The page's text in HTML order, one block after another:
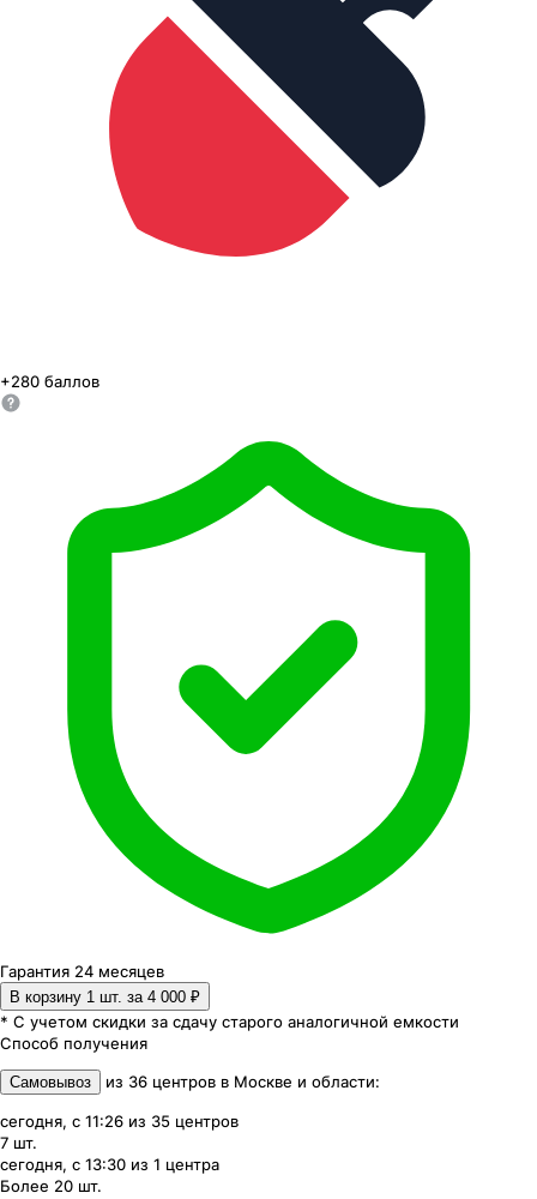
+280 баллов
Гарантия 24 месяцев
В корзину 1 шт. за 4 000 ₽
* С учетом скидки за сдачу старого аналогичной емкости
Способ получения
Самовывоз из 36 центров в Москве и области:
сегодня, с 11:26 из 35 центров
7 шт.
сегодня, с 13:30 из 1 центра
Более 20 шт.